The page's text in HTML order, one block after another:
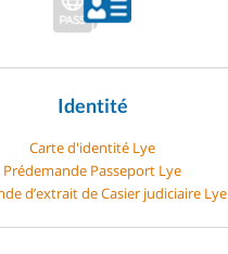
Identité
Carte d'identité Lye
Prédemande Passeport Lye
d’extrait de Casier judiciaire Lye